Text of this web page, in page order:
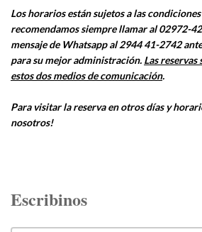
Los horarios están sujetos a las
recomendamos siempre llamar al 02972-
mensaje de Whatsapp al 2944 41-2742
para su mejor administración. Las
estos dos medios de comunicación.
Para visitar la reserva en otros días y
nosotros!
Escribinos